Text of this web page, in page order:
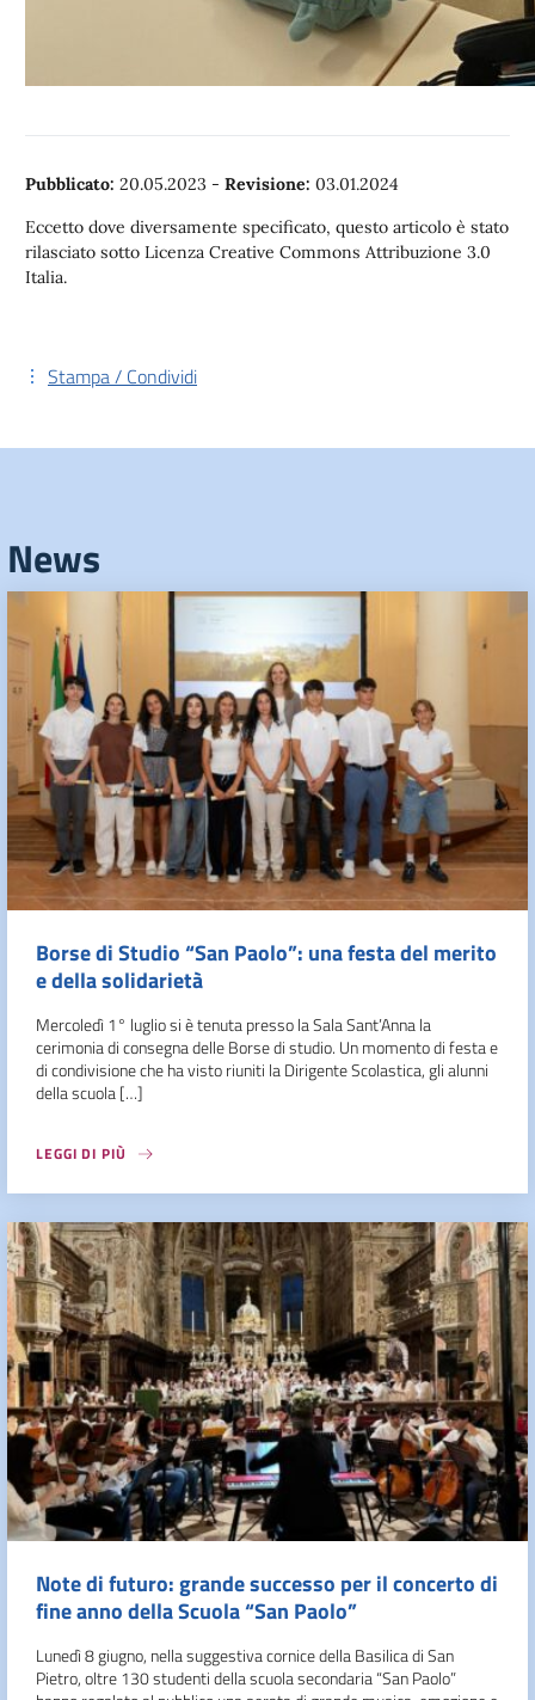
Pubblicato: 20.05.2023 - Revisione: 03.01.2024
Eccetto dove diversamente specificato, questo articolo è stato
rilasciato sotto Licenza Creative Commons Attribuzione 3.0
Italia.
Stampa / Condividi
News
Borse di Studio “San Paolo”: una festa del merito
e della solidarietà
Mercoledì 1° luglio si è tenuta presso la Sala Sant’Anna la
cerimonia di consegna delle Borse di studio. Un momento di festa e
di condivisione che ha visto riuniti la Dirigente Scolastica, gli alunni
della scuola […]
LEGGI DI PIÙ
Note di futuro: grande successo per il concerto di
fine anno della Scuola “San Paolo”
Lunedì 8 giugno, nella suggestiva cornice della Basilica di San
Pietro, oltre 130 studenti della scuola secondaria “San Paolo”